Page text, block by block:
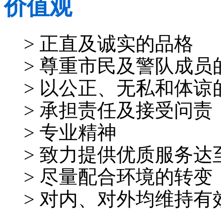
价值观
> 正直及诚实的品格
> 尊重市民及警队成员
> 以公正、无私和体
> 承担责任及接受问责
> 专业精神
> 致力提供优质服务达
> 尽量配合环境的转变
> 对内、对外均维持有